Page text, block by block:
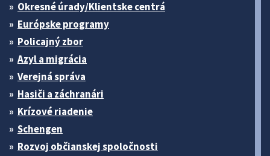
Okresné úrady/Klientske centrá
Európske programy
Policajný zbor
Azyl a migrácia
Verejná správa
Hasiči a záchranári
Krízové riadenie
Schengen
Rozvoj občianskej spoločnosti